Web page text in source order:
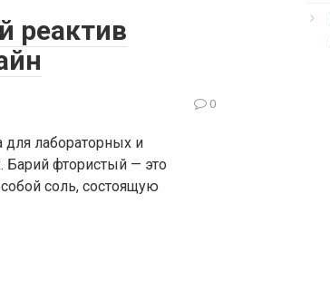
реактив
0
для лабораторных и
Барий фтористый — это
соль, состоящую